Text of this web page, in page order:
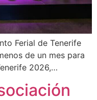
Ferial de Tenerife
de un mes para
2026,…